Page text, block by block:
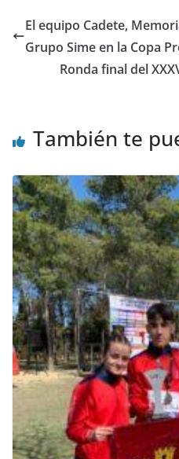
El equipo Cadete,
Grupo Sime en la Copa
Ronda final del
También te